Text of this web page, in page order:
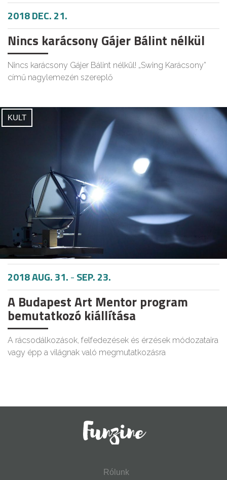
2018 DEC. 21.
Nincs karácsony Gájer Bálint nélkül
Nincs karácsony Gájer Bálint nélkül! „Swing Karácsony”
című nagylemezén szereplő
KULT
2018 AUG. 31.-SEP. 23.
A Budapest Art Mentor program
bemutatkozó kiállítása
A rácsodálkozások, felfedezések és érzések módozataira
vagy épp a világnak való megmutatkozásra
Rólunk